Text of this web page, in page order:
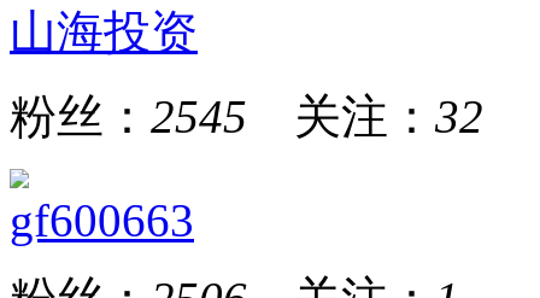
山海投资
粉丝： 2545 关注： 32
gf600663